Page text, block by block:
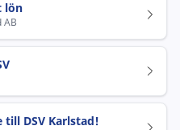
lön
AB
DSV Karlstad!